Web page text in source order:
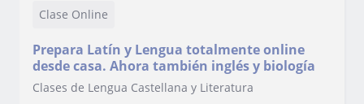
Clase Online
Prepara Latín y Lengua totalmente online
desde casa. Ahora también inglés y biología
Clases de Lengua Castellana y Literatura